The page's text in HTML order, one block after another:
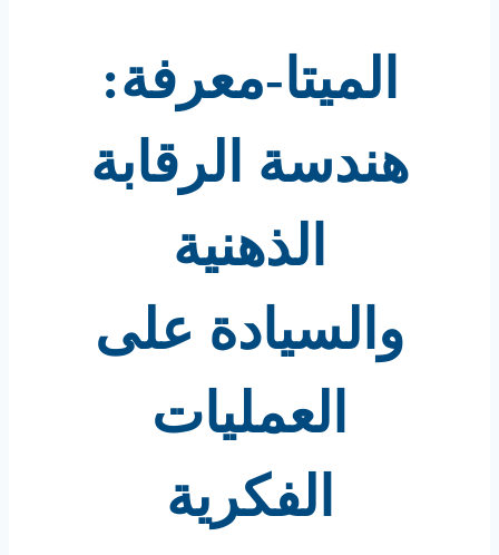
الميتا-معرفة:
هندسة الرقابة
الذهنية
والسيادة على
العمليات
الفكرية